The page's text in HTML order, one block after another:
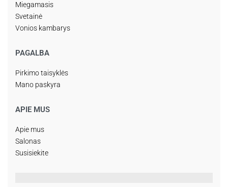
Miegamasis
Svetainė
Vonios kambarys
PAGALBA
Pirkimo taisyklės
Mano paskyra
APIE MUS
Apie mus
Salonas
Susisiekite